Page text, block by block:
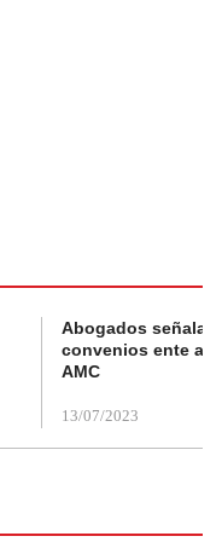
Abogados
convenios ente
AMC
13/07/2023